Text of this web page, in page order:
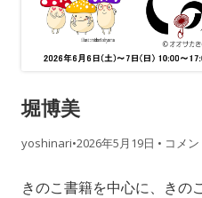
堀博美
yoshinari•2026年5月19日 • コメ
きのこ書籍を中心に、きの